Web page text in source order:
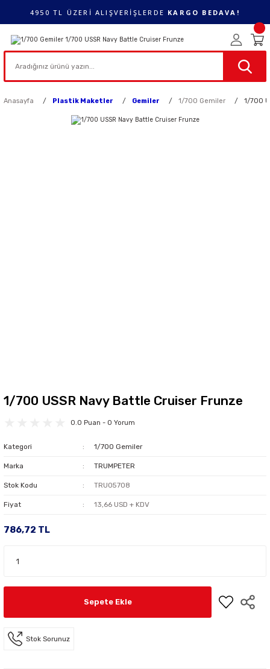
4950 TL ÜZERİ ALIŞVERİŞLERDE KARGO BEDAVA!
Anasayfa Plastik Maketler Gemiler 1/700 Gemiler 1/700
1/700 USSR Navy Battle Cruiser Frunze
0.0 Puan - 0 Yorum
Kategori 1/700 Gemiler
Marka TRUMPETER
Stok Kodu TRU05708
Fiyat 13,66 USD + KDV
786,72 TL
Sepete Ekle
Stok Sorunuz